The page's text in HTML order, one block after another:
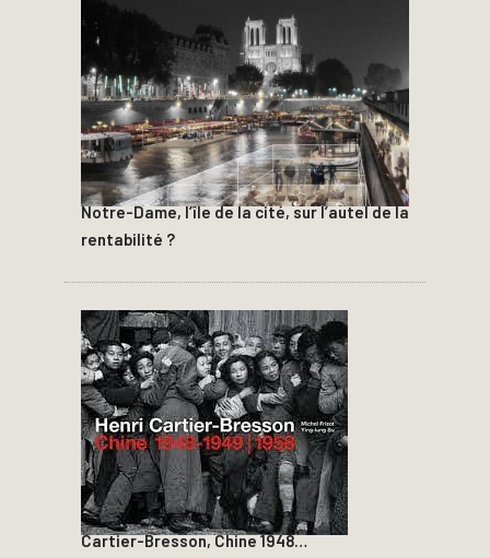
Notre-Dame, l’île de la cité, sur l’autel de la
rentabilité ?
Cartier-Bresson, Chine 1948…